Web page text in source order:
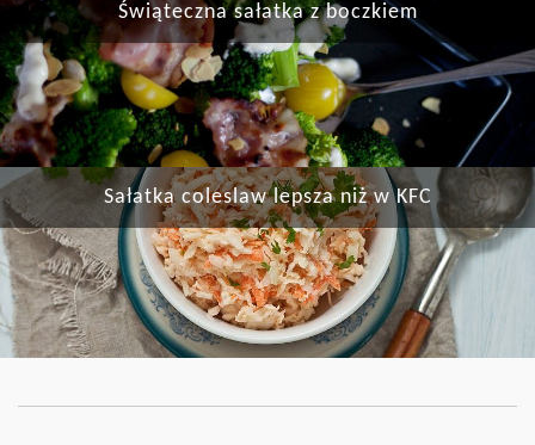
Świąteczna sałatka z boczkiem
Sałatka coleslaw lepsza niż w KFC